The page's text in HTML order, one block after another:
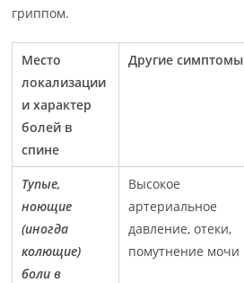
гриппом.
Место
локализации
и характер
болей в
спине
Другие симптомы
Тупые,
ноющие
(иногда
колющие)
боли в
Высокое
артериальное
давление, отеки,
помутнение мочи